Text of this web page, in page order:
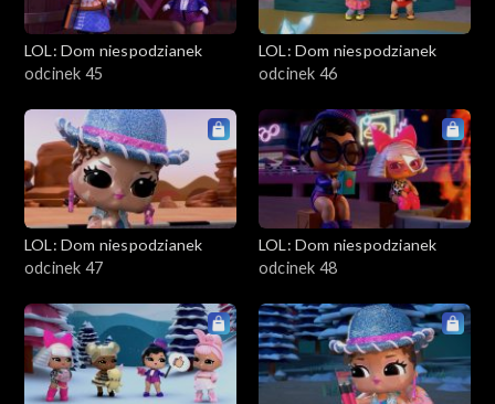
LOL: Dom niespodzianek
odcinek 45
LOL: Dom niespodzianek
odcinek 46
LOL: Dom niespodzianek
odcinek 47
LOL: Dom niespodzianek
odcinek 48